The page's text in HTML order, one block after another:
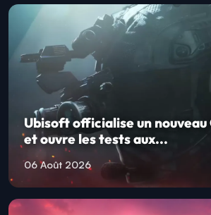
Ubisoft officialise un nouveau
et ouvre les tests aux...
06 Août 2026